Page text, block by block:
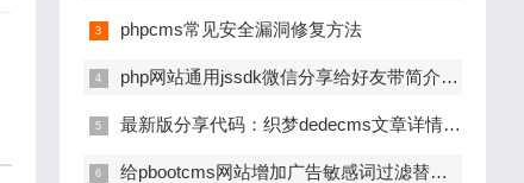
phpcms常见安全漏洞修复方法
php网站通用jssdk微信分享给好友带简介和缩略图
最新版分享代码：织梦dedecms文章详情页分享到微信显示缩略图和简介的方法
给pbootcms网站增加广告敏感词过滤替换功能的方法教程